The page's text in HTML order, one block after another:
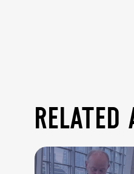
related